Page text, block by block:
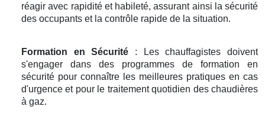
réagir avec rapidité et habileté, assurant ainsi la sécurité
des occupants et la contrôle rapide de la situation.
Formation en Sécurité : Les chauffagistes doivent
s'engager dans des programmes de formation en
sécurité pour connaître les meilleures pratiques en cas
d'urgence et pour le traitement quotidien des chaudières
à gaz.